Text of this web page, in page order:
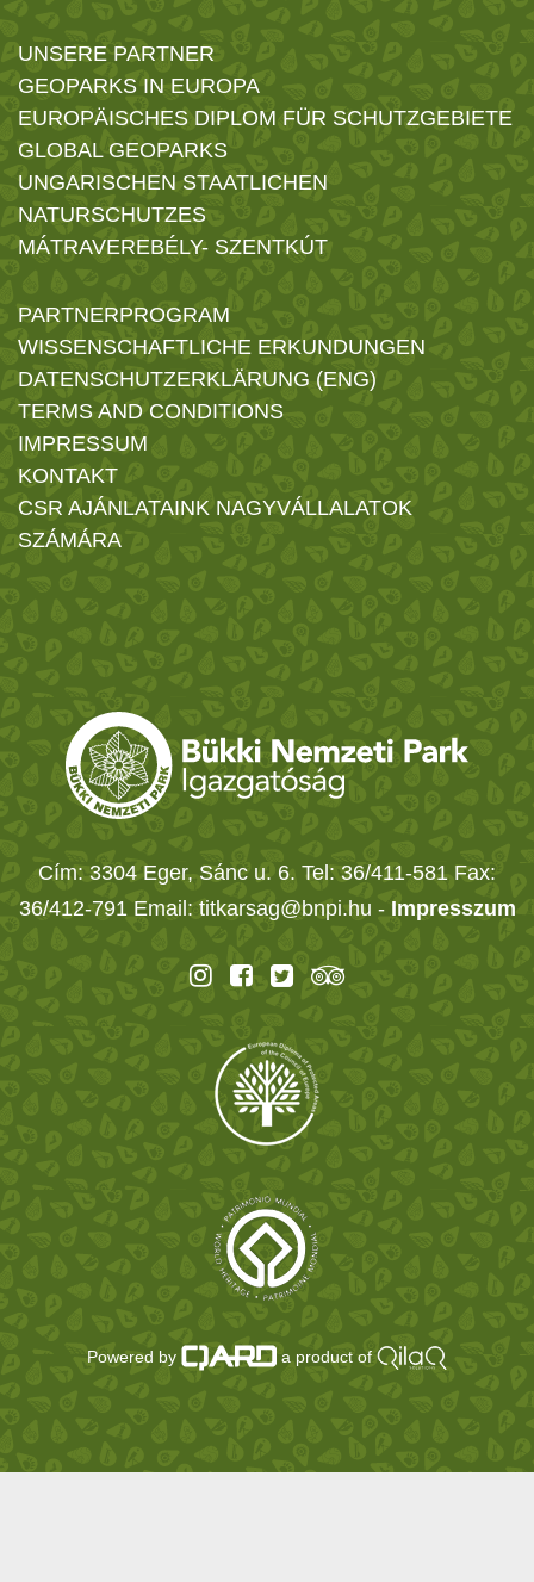
UNSERE PARTNER
GEOPARKS IN EUROPA
EUROPÄISCHES DIPLOM FÜR SCHUTZGEBIETE
GLOBAL GEOPARKS
UNGARISCHEN STAATLICHEN
NATURSCHUTZES
MÁTRAVEREBÉLY- SZENTKÚT
PARTNERPROGRAM
WISSENSCHAFTLICHE ERKUNDUNGEN
DATENSCHUTZERKLÄRUNG (ENG)
TERMS AND CONDITIONS
IMPRESSUM
KONTAKT
CSR AJÁNLATAINK NAGYVÁLLALATOK
SZÁMÁRA
Cím: 3304 Eger, Sánc u. 6. Tel: 36/411-581 Fax:
36/412-791 Email: titkarsag@bnpi.hu - Impresszum
Powered by a product of